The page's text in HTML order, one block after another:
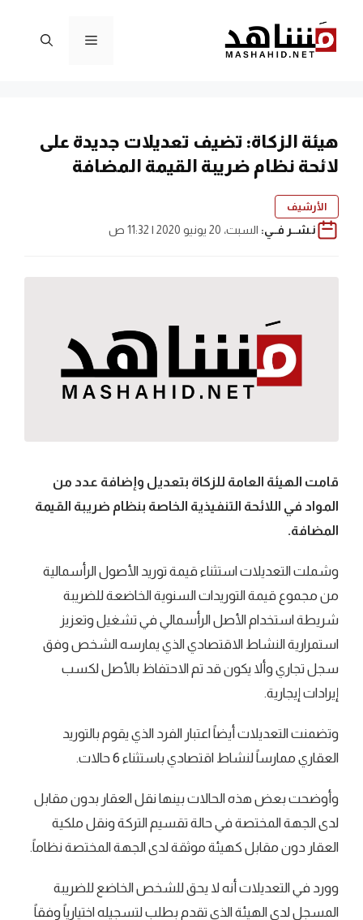
المحتوى
القائمة
هيئة الزكاة: تضيف تعديلات جديدة على
لائحة نظام ضريبة القيمة المضافة
الأرشيف
نـشــر فــي: السبت، 20 يونيو 2020 | 11:32 ص
قامت الهيئة العامة للزكاة بتعديل وإضافة عدد من
المواد في اللائحة التنفيذية الخاصة بنظام ضريبة القيمة
المضافة.
وشملت التعديلات استثناء قيمة توريد الأصول الرأسمالية
من مجموع قيمة التوريدات السنوية الخاضعة للضريبة
شريطة استخدام الأصل الرأسمالي في تشغيل وتعزيز
استمرارية النشاط الاقتصادي الذي يمارسه الشخص وفق
سجل تجاري وألا يكون قد تم الاحتفاظ بالأصل لكسب
إيرادات إيجارية.
وتضمنت التعديلات أيضاً اعتبار الفرد الذي يقوم بالتوريد
العقاري ممارساً لنشاط اقتصادي باستثناء 6 حالات.
وأوضحت بعض هذه الحالات بينها نقل العقار بدون مقابل
لدى الجهة المختصة في حالة تقسيم التركة ونقل ملكية
العقار دون مقابل كهيئة موثقة لدى الجهة المختصة نظاماً.
وورد في التعديلات أنه لا يحق للشخص الخاضع للضريبة
المسجل لدى الهيئة الذي تقدم بطلب لتسجيله اختيارياً وفقاً